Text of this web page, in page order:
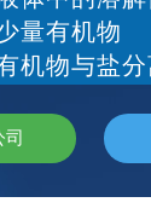
机物
与盐分